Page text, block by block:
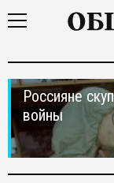
Россияне
войны